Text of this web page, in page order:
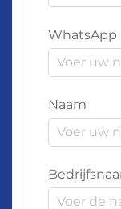
WhatsApp
Naam